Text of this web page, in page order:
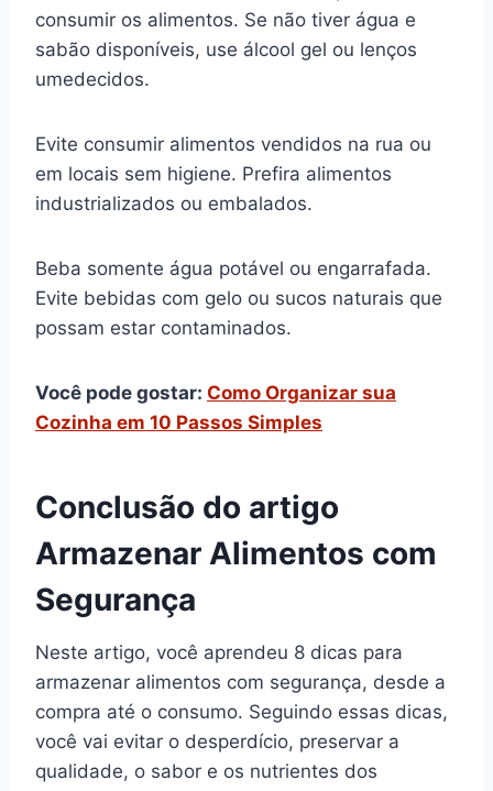
consumir os alimentos. Se não tiver água e
sabão disponíveis, use álcool gel ou lenços
umedecidos.
Evite consumir alimentos vendidos na rua ou
em locais sem higiene. Prefira alimentos
industrializados ou embalados.
Beba somente água potável ou engarrafada.
Evite bebidas com gelo ou sucos naturais que
possam estar contaminados.
Você pode gostar: Como Organizar sua
Cozinha em 10 Passos Simples
Conclusão do artigo
Armazenar Alimentos com
Segurança
Neste artigo, você aprendeu 8 dicas para
armazenar alimentos com segurança, desde a
compra até o consumo. Seguindo essas dicas,
você vai evitar o desperdício, preservar a
qualidade, o sabor e os nutrientes dos